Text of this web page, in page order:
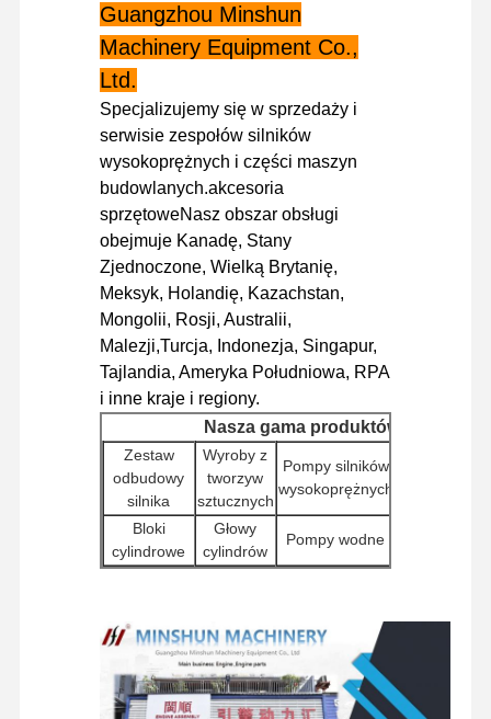
Silnik Perkinsa
Silnik Yanmar
Silnik Kubota
Silnik Isuzu
Silnik CUMMINS
Silnik Diesla
Silnik Mitsubishi
Silnik koparki
zestaw do regeneracji silnika
Pompa wtryskowa
Zestaw turbosprężarki
Pozostałe części silników
elementy elektryczne silnika
Układ paliwowy silnika
Części hydrauliczne koparki
Guangzhou Minshun
Machinery Equipment Co.,
Ltd.
Specjalizujemy się w sprzedaży i
serwisie zespołów silników
wysokoprężnych i części maszyn
budowlanych.akcesoria
sprzętoweNasz obszar obsługi
obejmuje Kanadę, Stany
Zjednoczone, Wielką Brytanię,
Meksyk, Holandię, Kazachstan,
Mongolii, Rosji, Australii,
Malezji,Turcja, Indonezja, Singapur,
Tajlandia, Ameryka Południowa, RPA
i inne kraje i regiony.
Nasza gama produktów
Zestaw
odbudowy
silnika
Wyroby z
tworzyw
sztucznych
Pompy silników
wysokoprężnych
Bloki
cylindrowe
Głowy
cylindrów
Pompy wodne
do koparek
Komponenty
obracające
się
Wyniki
badań
Zestawy
silników
podróżowych
inne